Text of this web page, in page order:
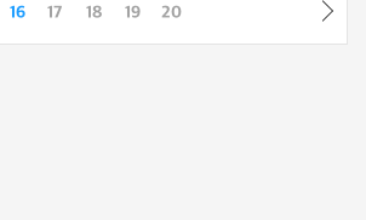
16 17 18 19 20